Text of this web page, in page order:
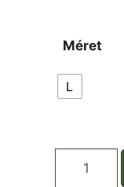
Méret
L